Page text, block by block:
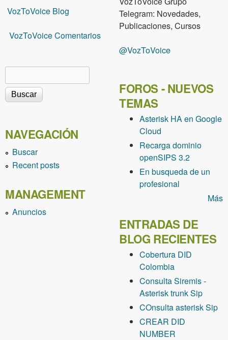
VozToVoice Blog
VozToVoice Comentarios
Formulario de búsqueda
NAVEGACIÓN
Buscar
Recent posts
MANAGEMENT
Anuncios
Telegram: Novedades,
Publicaciones, Cursos
@VozToVoice
FOROS - NUEVOS
TEMAS
Asterisk HA en Google
Cloud
Recarga dominio
openSIPS 3.2
En busqueda de un
profesional
Más
ENTRADAS DE
BLOG RECIENTES
Cobertura DID
Colombia
Consulta Siremis -
Asterisk trunk Sip
COnsulta asterisk Sip
CREAR DID
NUMBER